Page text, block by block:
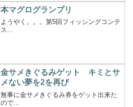
本マグログランプリ
ようやく。。。第5回フィッシングコンテ
ス...
金サメきぐるみゲット キミとサ
メない夢を2を再び
無事に金サメきぐるみ券をゲット出来た
ので...